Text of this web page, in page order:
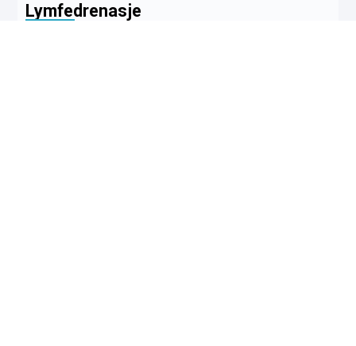
Lymfedrenasje